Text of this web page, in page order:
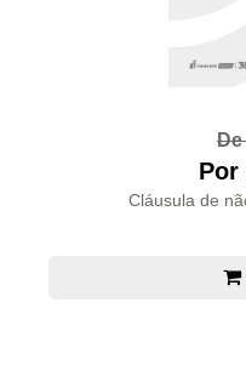
De
Por
Cláusula de